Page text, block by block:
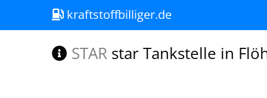
kraftstoffbilliger.de
STAR star Tankstelle in